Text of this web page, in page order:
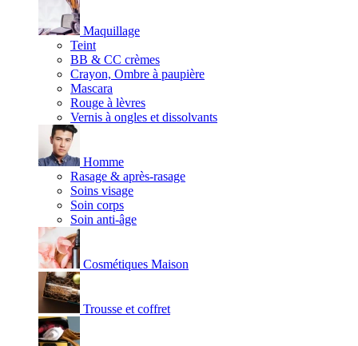
Maquillage
Teint
BB & CC crèmes
Crayon, Ombre à paupière
Mascara
Rouge à lèvres
Vernis à ongles et dissolvants
Homme
Rasage & après-rasage
Soins visage
Soin corps
Soin anti-âge
Cosmétiques Maison
Trousse et coffret